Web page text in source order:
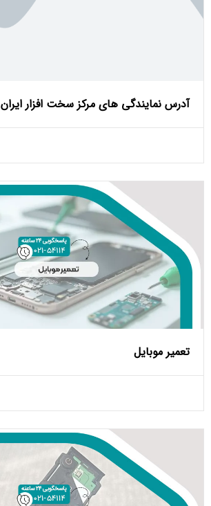
آدرس نمایندگی های مرکز سخت افزار ایران
تعمیر موبایل